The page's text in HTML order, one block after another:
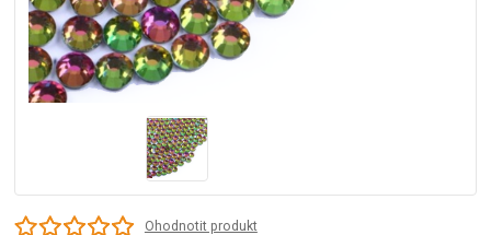
Ohodnotit produkt